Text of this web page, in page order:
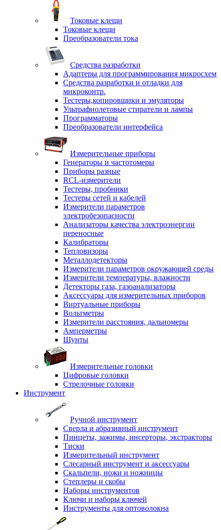
Токовые клещи
Токовые клещи
Преобразователи тока
Средства разработки
Адаптеры для программирования микросхем
Средства разработки и отладки для
микроконтр.
Тестеры,копировщики и эмуляторы
Ультрафиолетовые стиратели и лампы
Программаторы
Преобразователи интерфейса
Измерительные приборы
Генераторы и частотомеры
Приборы разные
RCL-измерители
Тестеры, пробники
Тестеры сетей и кабелей
Измерители параметров
электробезопасности
Анализаторы качества электроэнергии
переносные
Калибраторы
Тепловизоры
Металлодетекторы
Измерители параметров окружающей среды
Измерители температуры, влажности
Детекторы газа, газоанализаторы
Аксессуары для измерительных приборов
Виртуальные приборы
Вольтметры
Измерители расстояния, дальномеры
Амперметры
Шунты
Измерительные головки
Цифровые головки
Стрелочные головки
Инструмент
Ручной инструмент
Сверла и абразивный инструмент
Пинцеты, зажимы, инсерторы, экстракторы
Тиски
Измерительный инструмент
Слесарный инструмент и аксессуары
Скальпели, ножи и ножницы
Степлеры и скобы
Наборы инструментов
Ключи и наборы ключей
Инструменты для оптоволокна